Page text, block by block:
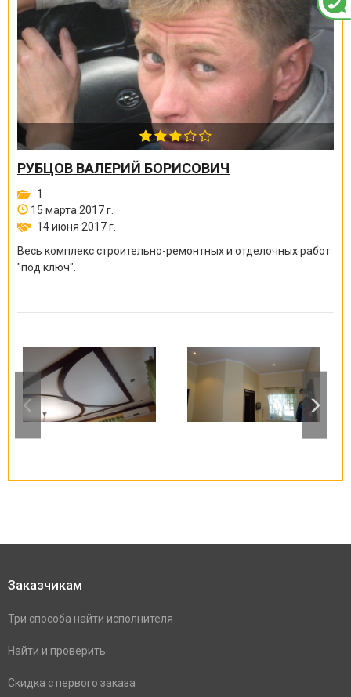
РУБЦОВ ВАЛЕРИЙ БОРИСОВИЧ
1
15 марта 2017 г.
14 июня 2017 г.
Весь комплекс строительно-ремонтных и отделочных работ
"под ключ".
Заказчикам
Три способа найти исполнителя
Найти и проверить
Скидка с первого заказа